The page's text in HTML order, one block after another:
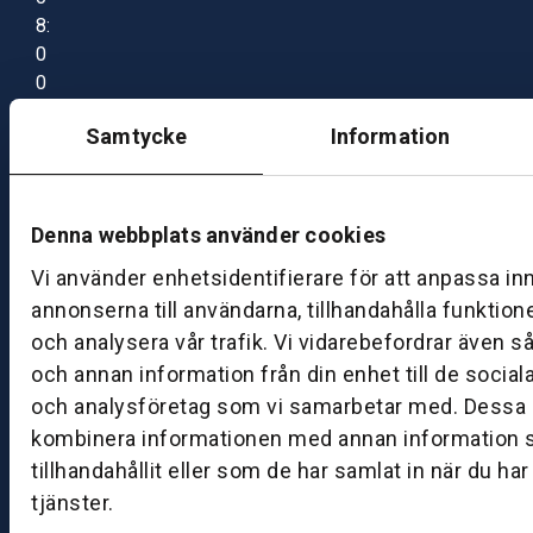
Samtycke Information
Denna webbplats använder cookies
Vi använder enhetsidentifierare för att anpassa
annonserna till användarna, tillhandahålla
och analysera vår trafik. Vi vidarebefordrar även
och annan information från din enhet till de
och analysföretag som vi samarbetar med. Dessa
kombinera informationen med annan information
tillhandahållit eller som de har samlat in när du
tjänster.
8:
0
0
7:
0
B
S
k
ö
v
d